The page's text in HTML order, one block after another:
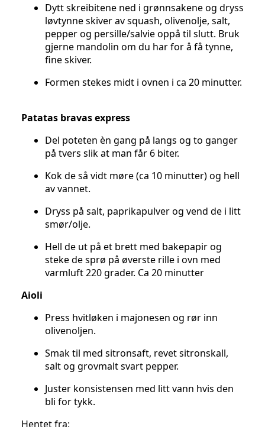
Dytt skreibitene ned i grønnsakene og dryss
løvtynne skiver av squash, olivenolje, salt,
pepper og persille/salvie oppå til slutt. Bruk
gjerne mandolin om du har for å få tynne,
fine skiver.
Formen stekes midt i ovnen i ca 20 minutter.
Patatas bravas express
Del poteten èn gang på langs og to ganger
på tvers slik at man får 6 biter.
Kok de så vidt møre (ca 10 minutter) og hell
av vannet.
Dryss på salt, paprikapulver og vend de i litt
smør/olje.
Hell de ut på et brett med bakepapir og
steke de sprø på øverste rille i ovn med
varmluft 220 grader. Ca 20 minutter
Aioli
Press hvitløken i majonesen og rør inn
olivenoljen.
Smak til med sitronsaft, revet sitronskall,
salt og grovmalt svart pepper.
Juster konsistensen med litt vann hvis den
bli for tykk.
Hentet fra: